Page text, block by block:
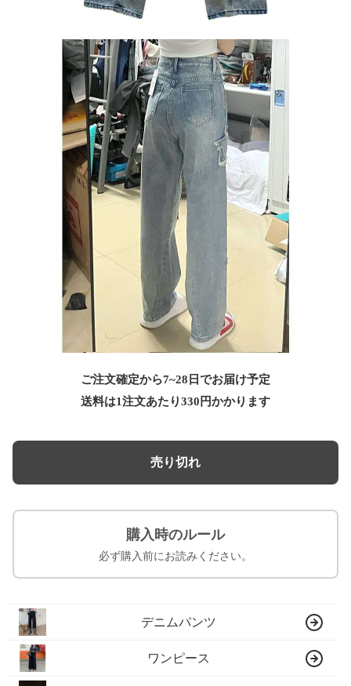
ご注文確定から7~28日でお届け予定
送料は1注文あたり330 円かかります
売り切れ
購入時のルール
必ず購入前にお読みください。
デニムパンツ
ワンピース